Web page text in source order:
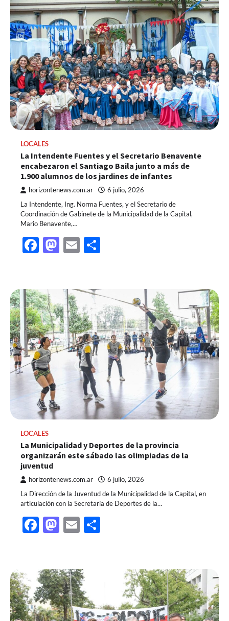
LOCALES
La Intendente Fuentes y el Secretario Benavente
encabezaron el Santiago Baila junto a más de
1.900 alumnos de los jardines de infantes
horizontenews.com.ar 6 julio, 2026
La Intendente, Ing. Norma Fuentes, y el Secretario de
Coordinación de Gabinete de la Municipalidad de la Capital,
Mario Benavente,…
Facebook
Mastodon
Email
LOCALES
La Municipalidad y Deportes de la provincia
organizarán este sábado las olimpiadas de la
juventud
horizontenews.com.ar 6 julio, 2026
La Dirección de la Juventud de la Municipalidad de la Capital, en
articulación con la Secretaría de Deportes de la…
Facebook
Mastodon
Email